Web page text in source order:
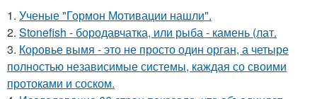
1. Ученые "Гормон Мотивации нашли".
2. Stonefish - бородавчатка, или рыба - камень (лат.
3. Коровье вымя - это не просто один орган, а четыре
полностью независимые системы, каждая со своими
протоками и соском.